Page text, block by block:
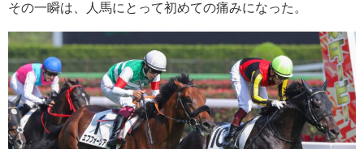
その一瞬は、人馬にとって初めての痛みになった。